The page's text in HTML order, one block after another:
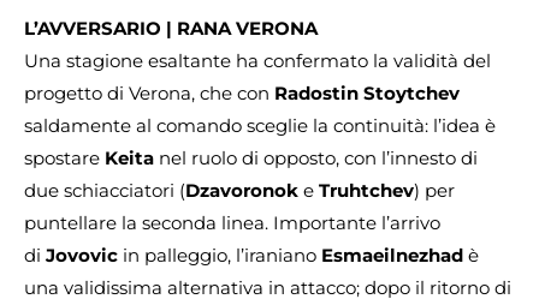
L’AVVERSARIO | RANA VERONA
Una stagione esaltante ha confermato la validità del
progetto di Verona, che con Radostin Stoytchev
saldamente al comando sceglie la continuità: l’idea è
spostare Keita nel ruolo di opposto, con l’innesto di
due schiacciatori (Dzavoronok e Truhtchev) per
puntellare la seconda linea. Importante l’arrivo
di Jovovic in palleggio, l’iraniano Esmaeilnezhad è
una validissima alternativa in attacco; dopo il ritorno di